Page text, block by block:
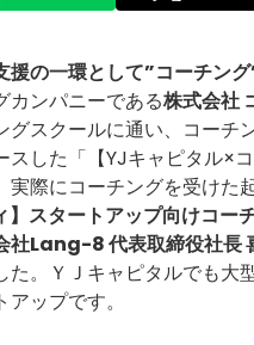
の一環として”コーチング
カンパニーである株式会社
グスクールに通い、コー
スした 「【YJキャピタル×
実際にコーチングを受けた
】スタートアップ向けコー
社Lang-8 代表取締役社長
。
ＹＪキャピタルでも大
ップです。